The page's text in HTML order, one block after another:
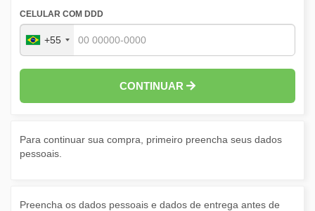
CELULAR COM DDD
+55
CONTINUAR
Para continuar sua compra, primeiro preencha seus dados
pessoais.
Preencha os dados pessoais e dados de entrega antes de